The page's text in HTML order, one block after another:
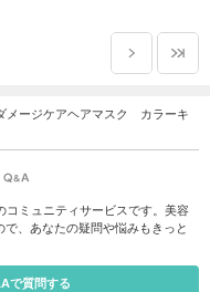
メージケアヘアマスク カラーキ
コミュニティサービスです。美容
、あなたの疑問や悩みもきっと
で質問する